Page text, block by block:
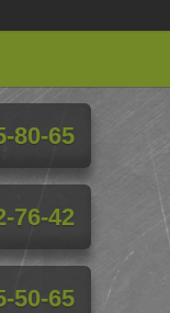
80-65
76-42
50-65